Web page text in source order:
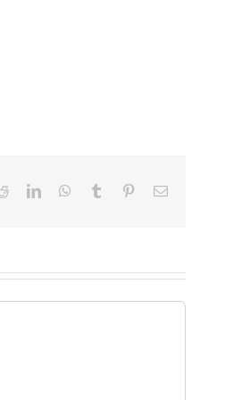
RedditLinkedInWhatsApp
Tumblr PinterestEmail